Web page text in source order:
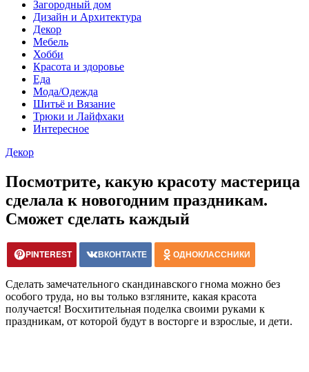
Загородный дом
Дизайн и Архитектура
Декор
Мебель
Хобби
Красота и здоровье
Еда
Мода/Одежда
Шитьё и Вязание
Трюки и Лайфхаки
Интересное
Декор
Посмотрите, какую красоту мастерица
сделала к новогодним праздникам.
Сможет сделать каждый
PINTEREST ВКОНТАКТЕ ОДНОКЛАССНИКИ
Сделать замечательного скандинавского гнома можно без
особого труда, но вы только взгляните, какая красота
получается! Восхитительная поделка своими руками к
праздникам, от которой будут в восторге и взрослые, и дети.